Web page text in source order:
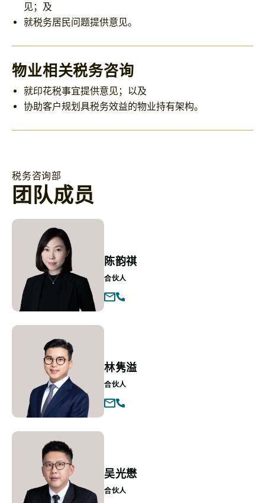
见；及
就税务居民问题提供意见。
物业相关税务咨询
就印花税事宜提供意见；以及
协助客户规划具税务效益的物业持有架构。
税务咨询部
团队成员
陈韵祺
合伙人
林隽溢
合伙人
吴光懋
合伙人